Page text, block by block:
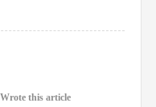
Wrote this article